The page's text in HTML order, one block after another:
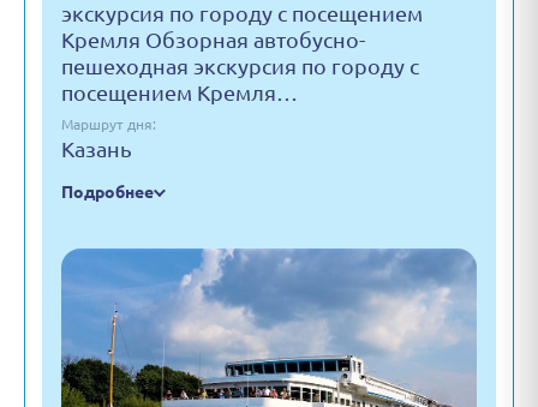
экскурсия по городу с посещением
Кремля Обзорная автобусно-
пешеходная экскурсия по городу с
посещением Кремля…
Маршрут дня:
Казань
Подробнее